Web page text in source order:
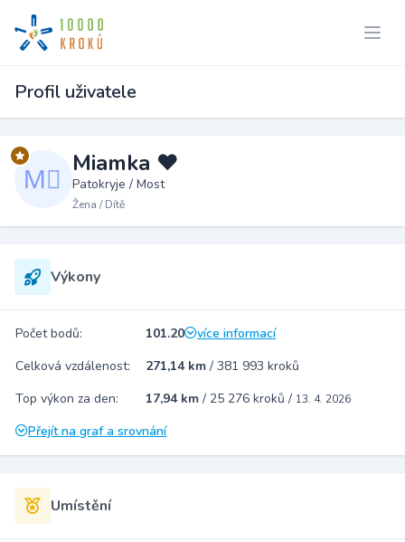
Profil uživatele
Miamka ❤️
Patokryje / Most
Žena / Dítě
Výkony
Počet bodů: 101.20
více informací
Celková vzdálenost:
271,14 km / 381 993 kroků
Top výkon za den:
17,94 km / 25 276 kroků / 13. 4. 2026
Přejít na graf a srovnání
Umístění